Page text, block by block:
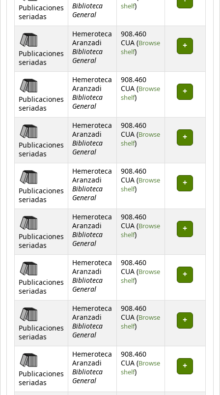
Publicaciones
seriadas
Biblioteca
General
shelf(Opens below)
)
Publicaciones
seriadas
Hemeroteca
Aranzadi
Biblioteca
General
908.460
CUA (Browse
shelf(Opens below)
)
Publicaciones
seriadas
Hemeroteca
Aranzadi
Biblioteca
General
908.460
CUA (Browse
shelf(Opens below)
)
Publicaciones
seriadas
Hemeroteca
Aranzadi
Biblioteca
General
908.460
CUA (Browse
shelf(Opens below)
)
Publicaciones
seriadas
Hemeroteca
Aranzadi
Biblioteca
General
908.460
CUA (Browse
shelf(Opens below)
)
Publicaciones
seriadas
Hemeroteca
Aranzadi
Biblioteca
General
908.460
CUA (Browse
shelf(Opens below)
)
Publicaciones
seriadas
Hemeroteca
Aranzadi
Biblioteca
General
908.460
CUA (Browse
shelf(Opens below)
)
Publicaciones
seriadas
Hemeroteca
Aranzadi
Biblioteca
General
908.460
CUA (Browse
shelf(Opens below)
)
Publicaciones
seriadas
Hemeroteca
Aranzadi
Biblioteca
General
908.460
CUA (Browse
shelf(Opens below)
)